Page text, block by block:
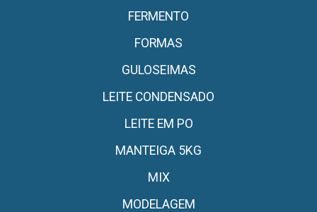
FERMENTO
FORMAS
GULOSEIMAS
LEITE CONDENSADO
LEITE EM PO
MANTEIGA 5KG
MIX
MODELAGEM